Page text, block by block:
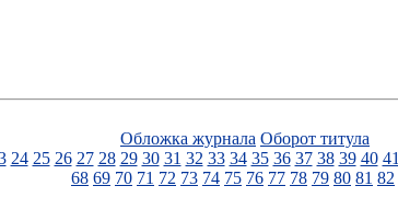
Обложка журнала Оборот титула
24 25 26 27 28 29 30 31 32 33 34 35 36 37 38 39 40 41
68 69 70 71 72 73 74 75 76 77 78 79 80 81 82